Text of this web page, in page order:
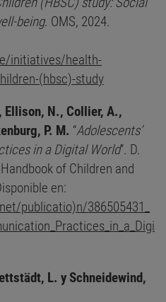
being. OMS, 2024.
initiatives/health-
(hbsc)-study
Ellison, N., Collier, A.,
P. M. “Adolescents’
in a Digital World”. D.
of Children and
en:
publicatio)n/386505431_
L. y Schneidewind,